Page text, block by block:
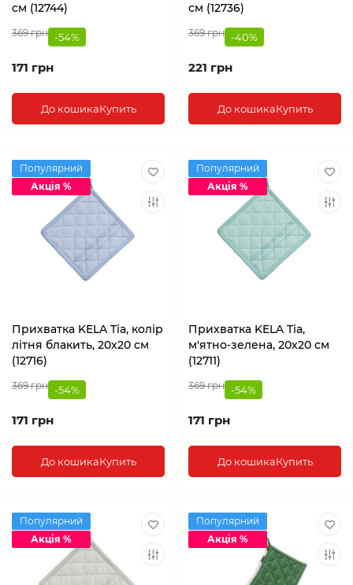
см (12744)
369 грн -54%
171 грн
До кошикаКупить
см (12736)
369 грн -40%
221 грн
До кошикаКупить
Популярний
Акція %
Прихватка KELA Tia, колір
літня блакить, 20x20 см
(12716)
369 грн -54%
171 грн
До кошикаКупить
Популярний
Акція %
Прихватка KELA Tia,
м'ятно-зелена, 20x20 см
(12711)
369 грн -54%
171 грн
До кошикаКупить
Популярний
Акція %
Популярний
Акція %